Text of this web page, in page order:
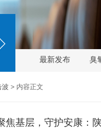
最新发布 臭
波 > 内容正文
焦基层，守护安康：